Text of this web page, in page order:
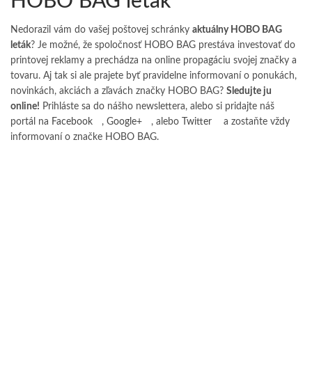
Nedorazil vám do vašej poštovej schránky aktuálny HOBO BAG
leták? Je možné, že spoločnosť HOBO BAG prestáva investovať do
printovej reklamy a prechádza na online propagáciu svojej značky a
tovaru. Aj tak si ale prajete byť pravidelne informovaní o ponukách,
novinkách, akciách a zľavách značky HOBO BAG? Sledujte ju
online! Prihláste sa do nášho newslettera, alebo si pridajte náš
portál na Facebook , Google+ , alebo Twitter
a zostaňte vždy
informovaní o značke HOBO BAG.